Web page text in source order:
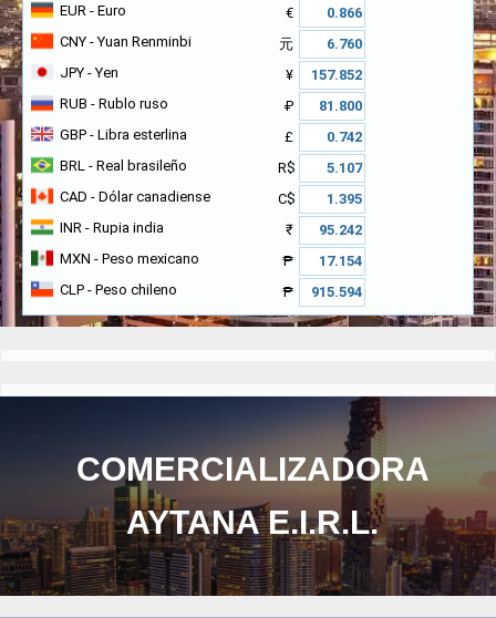
EUR - Euro
€
CNY - Yuan Renminbi
元
JPY - Yen
¥
RUB - Rublo ruso
₽
GBP - Libra esterlina
£
BRL - Real brasileño
R$
CAD - Dólar canadiense
C$
INR - Rupia india
₹
MXN - Peso mexicano
₱
CLP - Peso chileno ₱
COMERCIALIZADORA
AYTANA E.I.R.L.